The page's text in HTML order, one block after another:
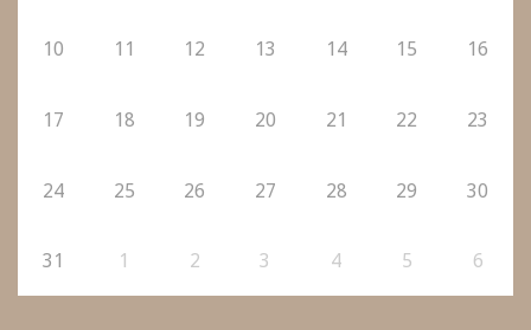
10 11 12 13 14 15 16
17 18 19 20 21 22 23
24 25 26 27 28 29 30
31 1 2 3 4 5 6